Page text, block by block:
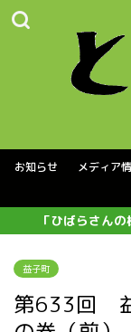
お知らせ メディア
「ひばらさん
益子町
第633回